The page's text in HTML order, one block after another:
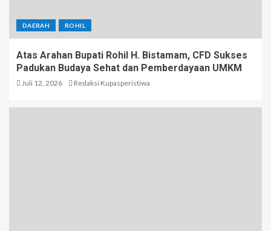
DAERAH ROHIL
Atas Arahan Bupati Rohil H. Bistamam, CFD Sukses
Padukan Budaya Sehat dan Pemberdayaan UMKM
Juli 12, 2026 Redaksi Kupasperistiwa